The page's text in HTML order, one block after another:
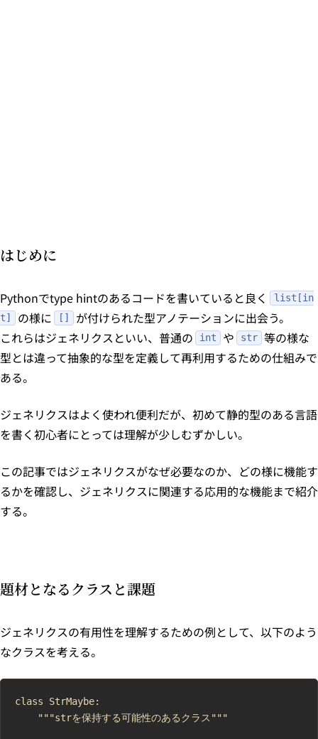
はじめに
Pythonでtype hintのあるコードを書いていると良く
list[in
t]
の様に
が付けられた型アノテーションに出会う。
これらはジェネリクスといい、普通の
int や str 等の様な
型とは違って抽象的な型を定義して再利用するための仕組みで
ある。
ジェネリクスはよく使われ便利だが、初めて静的型のある言語
を書く初心者にとっては理解が少しむずかしい。
この記事ではジェネリクスがなぜ必要なのか、どの様に機能す
るかを確認し、ジェネリクスに関連する応用的な機能まで紹介
する。
題材となるクラスと課題
ジェネリクスの有用性を理解するための例として、以下のよう
なクラスを考える。
class StrMaybe:
    """strを保持する可能性のあるクラス"""